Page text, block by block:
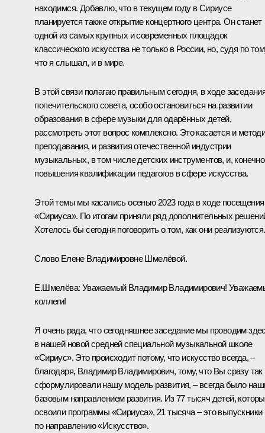
находимся. Добавлю, что в текущем году в Сириусе
планируется также открытие концертного центра. Он станет
одной из самых крупных и современных площадок
классического искусства не только в России, но, судя по
что я слышал, и в мире.
В этой связи полагаю правильным сегодня, в ходе
попечительского совета, особо остановиться на развитии
образования в сфере музыки для одарённых детей,
рассмотреть этот вопрос комплексно. Это касается и
преподавания, и развития отечественной индустрии
музыкальных, в том числе детских инструментов, и,
повышения квалификации педагогов в сфере искусства.
Этой темы мы касались осенью 2023 года в ходе посещения
«Сириуса». По итогам приняли ряд дополнительных
Хотелось бы сегодня поговорить о том, как они реализуются.
Слово Елене Владимировне Шмелёвой.
Е.Шмелёва: Уважаемый Владимир Владимирович!
коллеги!
Я очень рада, что сегодняшнее заседание мы проводим
в нашей новой средней специальной музыкальной школе
«Сириус». Это происходит потому, что искусство всегда, –
благодаря, Владимир Владимирович, тому, что Вы сразу так
сформулировали нашу модель развития, – всегда было
базовым направлением развития. Из 77 тысяч детей,
освоили программы «Сириуса», 21 тысяча – это выпускники
по направлению «Искусство».